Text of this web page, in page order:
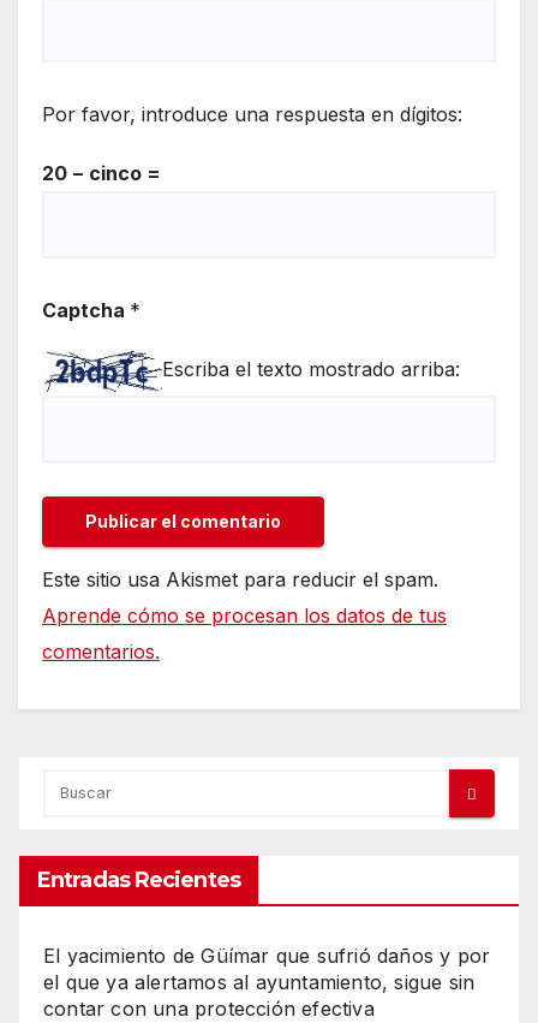
Por favor, introduce una respuesta en dígitos:
20 − cinco =
Captcha *
Escriba el texto mostrado arriba:
Este sitio usa Akismet para reducir el spam.
Aprende cómo se procesan los datos de tus
comentarios.
Entradas Recientes
El yacimiento de Güímar que sufrió daños y por
el que ya alertamos al ayuntamiento, sigue sin
contar con una protección efectiva